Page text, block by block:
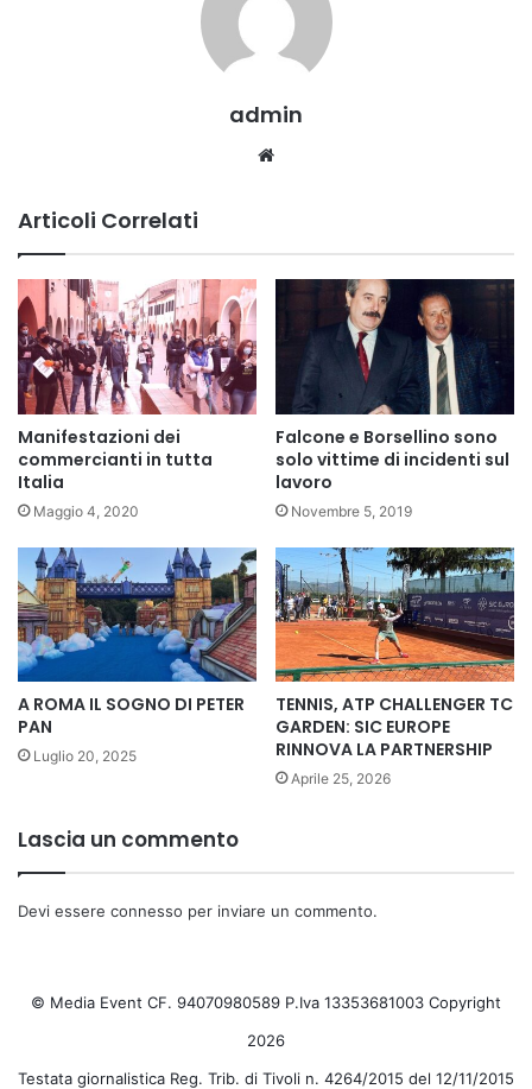
admin
Articoli Correlati
Manifestazioni dei
commercianti in tutta
Italia
Maggio 4, 2020
Falcone e Borsellino sono
solo vittime di incidenti sul
lavoro
Novembre 5, 2019
A ROMA IL SOGNO DI PETER
PAN
Luglio 20, 2025
TENNIS, ATP CHALLENGER TC
GARDEN: SIC EUROPE
RINNOVA LA PARTNERSHIP
Aprile 25, 2026
Lascia un commento
Devi essere connesso per inviare un commento.
© Media Event CF. 94070980589 P.Iva 13353681003 Copyright
2026
Testata giornalistica Reg. Trib. di Tivoli n. 4264/2015 del 12/11/2015